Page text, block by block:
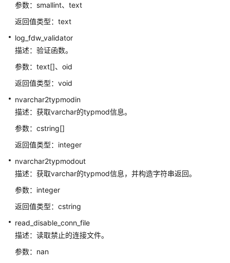
存
储
程
自
事
务
统
表
系
统
视
Schema
参数：smallint、text
返回值类型：text
log_fdw_validator
描述：验证函数。
参数：text[]、oid
返回值类型：void
nvarchar2typmodin
描述：获取varchar的typmod信息。
参数：cstring[]
返回值类型：integer
nvarchar2typmodout
描述：获取varchar的typmod信息，并构造字符串返回。
参数：integer
返回值类型：cstring
read_disable_conn_file
描述：读取禁止的连接文件。
参数：nan